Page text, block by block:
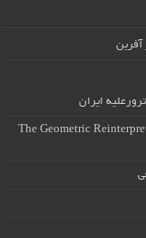
ایران
The Geometric